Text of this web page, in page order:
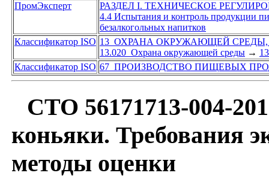
ПромЭксперт
РАЗДЕЛ I. ТЕХНИЧЕСКОЕ
4.4 Испытания и контроль продукции
безалкогольных напитков
Классификатор ISO 13 ОХРАНА ОКРУЖАЮЩЕЙ
13.020 Охрана окружающей среды →
Классификатор ISO 67 ПРОИЗВОДСТВО ПИЩЕВЫХ
СТО 56171713-004-
коньяки. Требования
методы оценки